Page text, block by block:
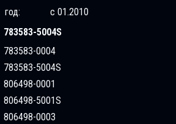
год:
с 01.2010
783583-5004S
783583-0004
783583-5004S
806498-0001
806498-5001S
806498-0003